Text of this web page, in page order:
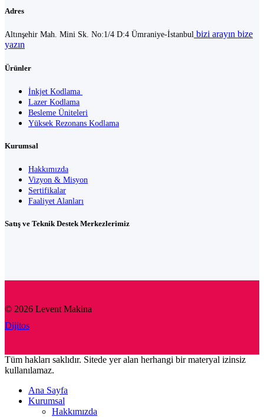
Adres
Altınşehir Mah. Mini Sk. No:1/4 D:4 Ümraniye-İstanbul bizi arayın bize
yazın
Ürünler
İnkjet Kodlama
Lazer Kodlama
Besleme Üniteleri
Yüksek Rezonans Kodlama
Kurumsal
Hakkımızda
Vizyon & Misyon
Sertifikalar
Faaliyet Alanları
Satış ve Teknik Destek Merkezlerimiz
© 2026 Levent Makina
Dijitos
Tüm hakları saklıdır. Sitede yer alan herhangi bir materyal izinsiz
kullanılamaz.
Ana Sayfa
Kurumsal
Hakkımızda